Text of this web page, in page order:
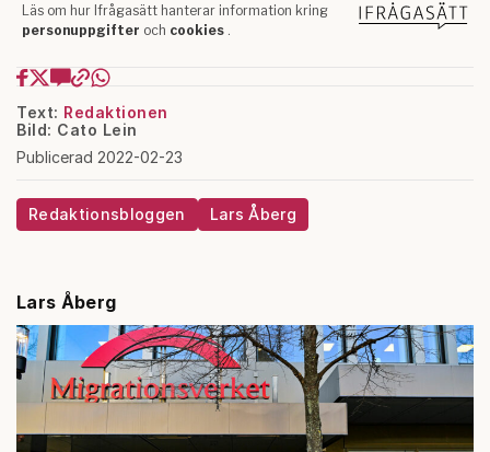
Text: Redaktionen
Bild: Cato Lein
Publicerad 2022-02-23
Redaktionsbloggen Lars Åberg
Lars Åberg